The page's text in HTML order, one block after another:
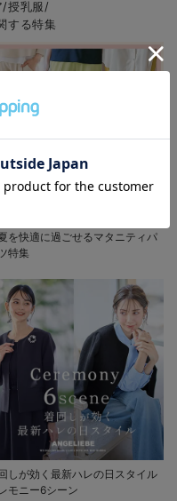
認する
/授乳服/
する特集
を快適に過ごせるマタニティパ
特集
しが効く最新ハレの日スタイル
モニー6シーン